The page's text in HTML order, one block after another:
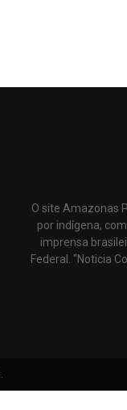
O site Amazonas
por indígena,
imprensa
Federal. "Noticia